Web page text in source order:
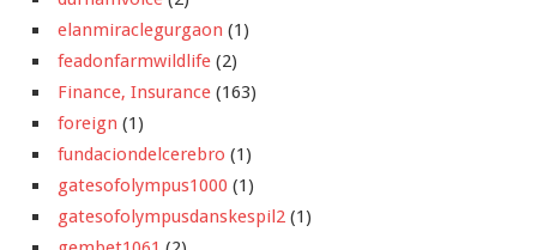
elanmiraclegurgaon (1)
feadonfarmwildlife (2)
Finance, Insurance (163)
foreign (1)
fundaciondelcerebro (1)
gatesofolympus1000 (1)
gatesofolympusdanskespil2 (1)